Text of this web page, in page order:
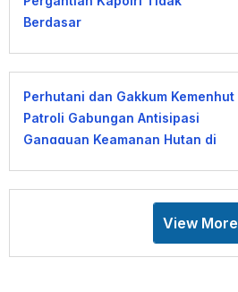
Berdasar
Perhutani dan Gakkum Kemenhut
Patroli Gabungan Antisipasi
Gangguan Keamanan Hutan di
View More